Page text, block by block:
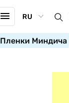
RU
Пленки Миндича